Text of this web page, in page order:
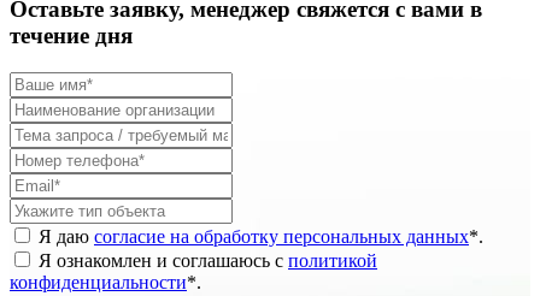
Оставьте заявку, менеджер свяжется с вами в
течение дня
Я даю согласие на обработку персональных данных*.
Я ознакомлен и соглашаюсь с политикой
конфиденциальности*.